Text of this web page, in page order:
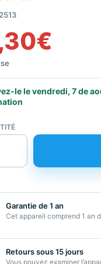
€
le le vendredi, 7 de
Garantie de 1 an
Cet appareil comprend 1 an
Retours sous 15 jours
Vous pouvez examiner